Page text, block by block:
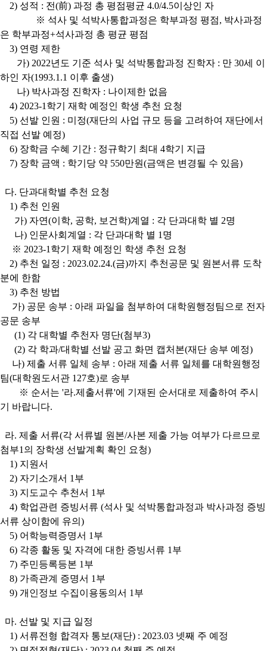
2) 성적 : 전(前) 과정 총 평점평균 4.0/4.5이상인 자
※ 석사 및 석박사통합과정은 학부과정 평점, 박사과정
은 학부과정+석사과정 총 평균 평점
3) 연령 제한
가) 2022년도 기준 석사 및 석박통합과정 진학자 : 만 30세 이
하인 자(1993.1.1 이후 출생)
나) 박사과정 진학자 : 나이제한 없음
4) 2023-1학기 재학 예정인 학생 추천 요청
5) 선발 인원 : 미정(재단의 사업 규모 등을 고려하여 재단에서
직접 선발 예정)
6) 장학금 수혜 기간 : 정규학기 최대 4학기 지급
7) 장학 금액 : 학기당 약 550만원(금액은 변경될 수 있음)
다. 단과대학별 추천 요청
1) 추천 인원
가) 자연(이학, 공학, 보건학)계열 : 각 단과대학 별 2명
나) 인문사회계열 : 각 단과대학 별 1명
※ 2023-1학기 재학 예정인 학생 추천 요청
2) 추천 일정 : 2023.02.24.(금)까지 추천공문 및 원본서류 도착
분에 한함
3) 추천 방법
가) 공문 송부 : 아래 파일을 첨부하여 대학원행정팀으로 전자
공문 송부
(1) 각 대학별 추천자 명단(첨부3)
(2) 각 학과/대학별 선발 공고 화면 캡처본(재단 송부 예정)
나) 제출 서류 일체 송부 : 아래 제출 서류 일체를 대학원행정
팀(대학원도서관 127호)로 송부
※ 순서는 '라.제출서류'에 기재된 순서대로 제출하여 주시
기 바랍니다.
라. 제출 서류(각 서류별 원본/사본 제출 가능 여부가 다르므로
첨부1의 장학생 선발계획 확인 요청)
1) 지원서
2) 자기소개서 1부
3) 지도교수 추천서 1부
4) 학업관련 증빙서류 (석사 및 석박통합과정과 박사과정 증빙
서류 상이함에 유의)
5) 어학능력증명서 1부
6) 각종 활동 및 자격에 대한 증빙서류 1부
7) 주민등록등본 1부
8) 가족관계 증명서 1부
9) 개인정보 수집이용동의서 1부
마. 선발 및 지급 일정
1) 서류전형 합격자 통보(재단) : 2023.03 넷째 주 예정